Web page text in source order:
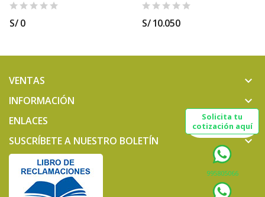
S/ 0 S/ 10.050
VENTAS keyboard_arrow_down
INFORMACIÓN keyboard_arrow_down
ENLACES keyboard_arrow_down
SUSCRÍBETE A NUESTRO BOLETÍN keyboard_arrow_down
Solicita tu
cotización aquí
995805066